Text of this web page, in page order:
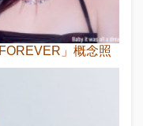
」概念照